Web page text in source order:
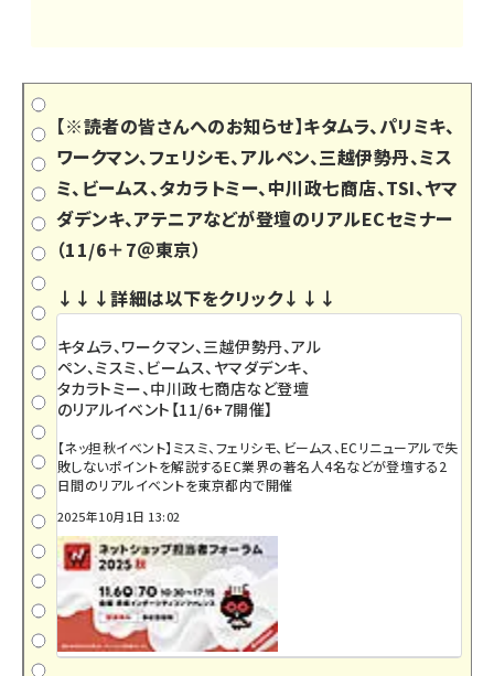
【※読者の皆さんへのお知らせ】キタムラ、パリミキ、
ワークマン、フェリシモ、アルペン、三越伊勢丹、ミス
ミ、ビームス、タカラトミー、中川政七商店、TSI、ヤマ
ダデンキ、アテニアなどが登壇のリアルECセミナー
（11/6＋7＠東京）
↓↓↓詳細は以下をクリック↓↓↓
キタムラ、ワークマン、三越伊勢丹、アル
ペン、ミスミ、ビームス、ヤマダデンキ、
タカラトミー、中川政七商店など登壇
のリアルイベント【11/6+7開催】
【ネッ担秋イベント】ミスミ、フェリシモ、ビームス、ECリニューアルで失
敗しないポイントを解説するEC業界の著名人4名などが登壇する2
日間のリアルイベントを東京都内で開催
2025年10月1日 13:02